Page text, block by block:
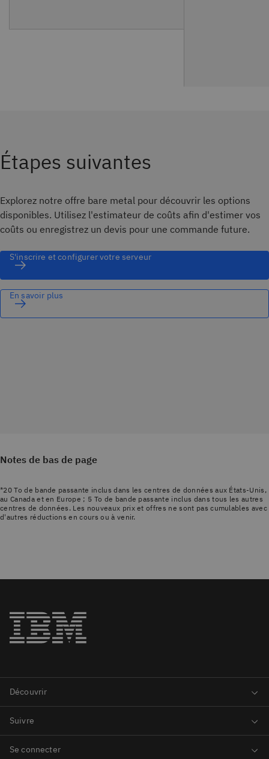
Étapes suivantes
Explorez notre offre bare metal pour découvrir les options
disponibles. Utilisez l'estimateur de coûts afin d'estimer vos
coûts ou enregistrez un devis pour une commande future.
S'inscrire et configurer votre serveur
En savoir plus
Notes de bas de page
*20 To de bande passante inclus dans les centres de données aux États-Unis,
au Canada et en Europe ; 5 To de bande passante inclus dans tous les autres
centres de données. Les nouveaux prix et offres ne sont pas cumulables avec
d'autres réductions en cours ou à venir.